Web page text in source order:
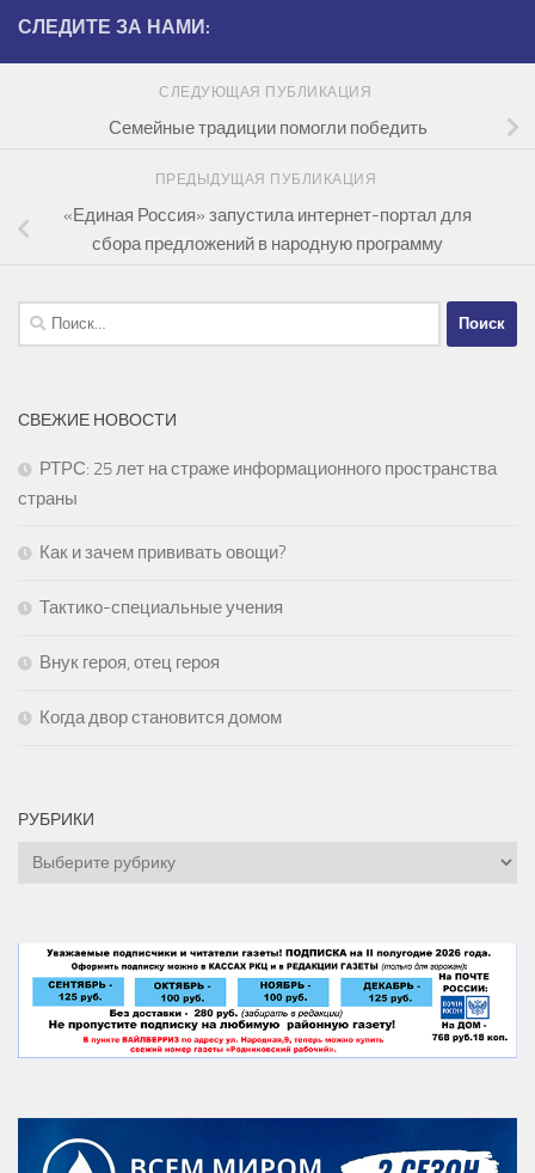
СЛЕДИТЕ ЗА НАМИ:
СЛЕДУЮЩАЯ ПУБЛИКАЦИЯ
Семейные традиции помогли победить
ПРЕДЫДУЩАЯ ПУБЛИКАЦИЯ
«Единая Россия» запустила интернет-портал для
сбора предложений в народную программу
Найти:
СВЕЖИЕ НОВОСТИ
РТРС: 25 лет на страже информационного пространства
страны
Как и зачем прививать овощи?
Тактико-специальные учения
Внук героя, отец героя
Когда двор становится домом
РУБРИКИ
Рубрики